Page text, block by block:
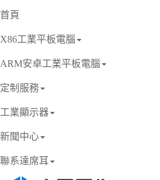
首頁
X86工業平板電腦
ARM安卓工業平板電腦
定制服務
工業顯示器
新聞中心
聯系達席耳